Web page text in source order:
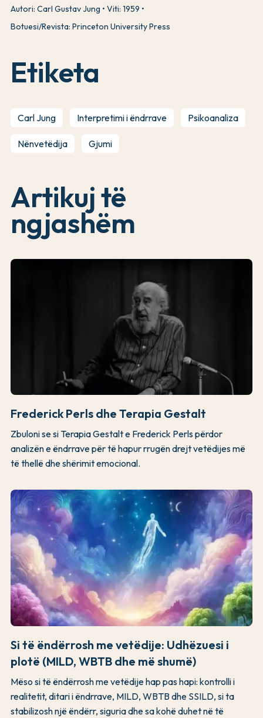
Autori: Carl Gustav Jung
Viti: 1959
Botuesi/Revista: Princeton University Press
Etiketa
Carl Jung Interpretimi i ëndrrave Psikoanaliza
Nënvetëdija Gjumi
Artikuj të
ngjashëm
Frederick Perls dhe Terapia Gestalt
Zbuloni se si Terapia Gestalt e Frederick Perls përdor
analizën e ëndrrave për të hapur rrugën drejt vetëdijes më
të thellë dhe shërimit emocional.
Si të ëndërrosh me vetëdije: Udhëzuesi i
plotë (MILD, WBTB dhe më shumë)
Mëso si të ëndërrosh me vetëdije hap pas hapi: kontrolli i
realitetit, ditari i ëndrrave, MILD, WBTB dhe SSILD, si ta
stabilizosh një ëndërr, siguria dhe sa kohë duhet në të